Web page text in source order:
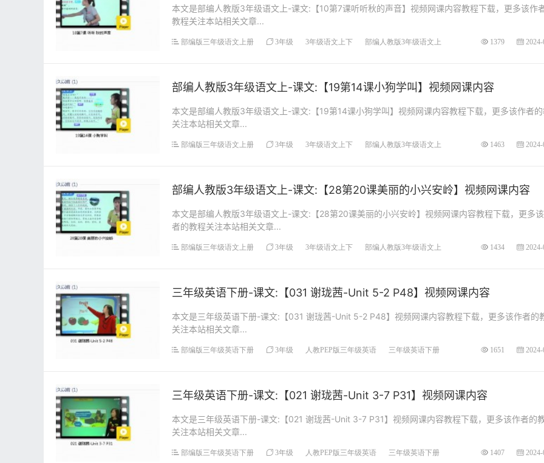
本文是部编人教版3年级语文上-课文:【10第7课听听秋的声音】视频网课内容教程下载，更多该作
教程关注本站相关文章...
部编版三年级语文上册 3年级 3年级语文上下 部编人教版3年级语文上 1379
部编人教版3年级语文上-课文:【19第14课小狗学叫】视频网课内容
本文是部编人教版3年级语文上-课文:【19第14课小狗学叫】视频网课内容教程下载，更多该作者
关注本站相关文章...
部编版三年级语文上册 3年级 3年级语文上下 部编人教版3年级语文上 1463
部编人教版3年级语文上-课文:【28第20课美丽的小兴安岭】视频网课内容
本文是部编人教版3年级语文上-课文:【28第20课美丽的小兴安岭】视频网课内容教程下载，更多
者的教程关注本站相关文章...
部编版三年级语文上册 3年级 3年级语文上下 部编人教版3年级语文上 1434
三年级英语下册-课文:【031 谢珑茜-Unit 5-2 P48】视频网课内容
本文是三年级英语下册-课文:【031 谢珑茜-Unit 5-2 P48】视频网课内容教程下载，更多该作者的
关注本站相关文章...
部编版三年级英语下册 3年级 人教PEP版三年级英语 三年级英语下册 1651 2024-
三年级英语下册-课文:【021 谢珑茜-Unit 3-7 P31】视频网课内容
本文是三年级英语下册-课文:【021 谢珑茜-Unit 3-7 P31】视频网课内容教程下载，更多该作者的
关注本站相关文章...
部编版三年级英语下册 3年级 人教PEP版三年级英语 三年级英语下册 1407 2024-